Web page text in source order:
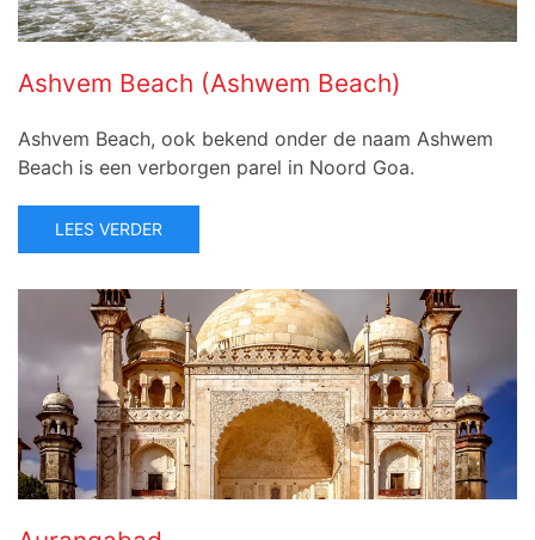
Ashvem Beach (Ashwem Beach)
Ashvem Beach, ook bekend onder de naam Ashwem
Beach is een verborgen parel in Noord Goa.
LEES VERDER